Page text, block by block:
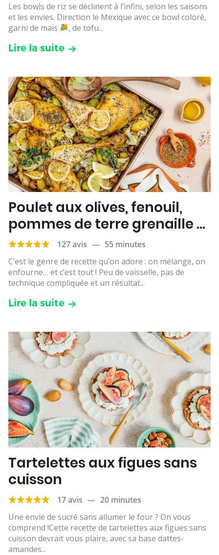
Les bowls de riz se déclinent à l’infini, selon les saisons
et les envies. Direction le Mexique avec ce bowl coloré,
garni de maïs
, de tofu...
Lire la suite
Poulet aux olives, fenouil,
pommes de terre grenaille &
citron
127 avis — 55 minutes
C’est le genre de recette qu’on adore : on mélange, on
enfourne… et c’est tout ! Peu de vaisselle, pas de
technique compliquée et un résultat...
Lire la suite
Tartelettes aux figues sans
cuisson
17 avis — 20 minutes
Une envie de sucré sans allumer le four ? On vous
comprend !Cette recette de tartelettes aux figues sans
cuisson devrait vous plaire, avec sa base dattes-
amandes...